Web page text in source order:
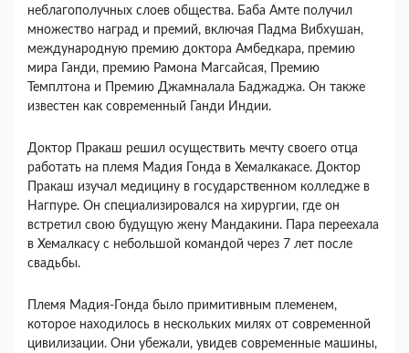
неблагополучных слоев общества. Баба Амте получил
множество наград и премий, включая Падма Вибхушан,
международную премию доктора Амбедкара, премию
мира Ганди, премию Рамона Магсайсая, Премию
Темплтона и Премию Джамналала Баджаджа. Он также
известен как современный Ганди Индии.
Доктор Пракаш решил осуществить мечту своего отца
работать на племя Мадия Гонда в Хемалкакасе. Доктор
Пракаш изучал медицину в государственном колледже в
Нагпуре. Он специализировался на хирургии, где он
встретил свою будущую жену Мандакини. Пара переехала
в Хемалкасу с небольшой командой через 7 лет после
свадьбы.
Племя Мадия-Гонда было примитивным племенем,
которое находилось в нескольких милях от современной
цивилизации. Они убежали, увидев современные машины,